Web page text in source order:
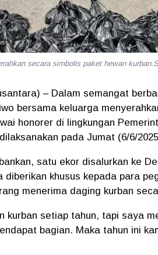
secara simbolis paket hewan
– Dalam semangat
bersama keluarga
honorer di lingkungan
pada Jumat (6/6/
satu ekor disalurkan ke
diberikan khusus kepada para
menerima daging kurban
kurban setiap tahun, tapi saya
bagian. Maka tahun ini